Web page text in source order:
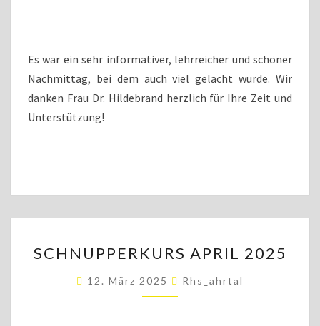
Es war ein sehr informativer, lehrreicher und schöner
Nachmittag, bei dem auch viel gelacht wurde. Wir
danken Frau Dr. Hildebrand herzlich für Ihre Zeit und
Unterstützung!
APRIL
2025
SCHNUPPERKURS APRIL 2025
12. März 2025 Rhs_ahrtal